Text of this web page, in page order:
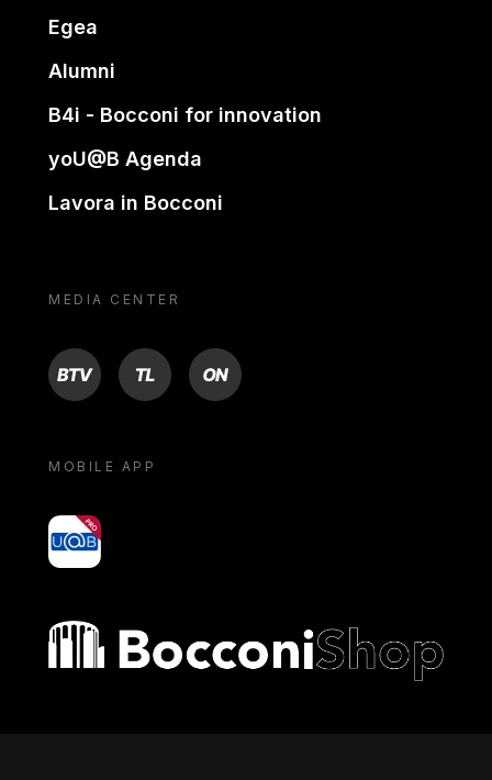
Egea
Alumni
B4i - Bocconi for innovation
yoU@B Agenda
Lavora in Bocconi
MEDIA CENTER
BTV TL ON
MOBILE APP
yoU@B
Bocconi shop